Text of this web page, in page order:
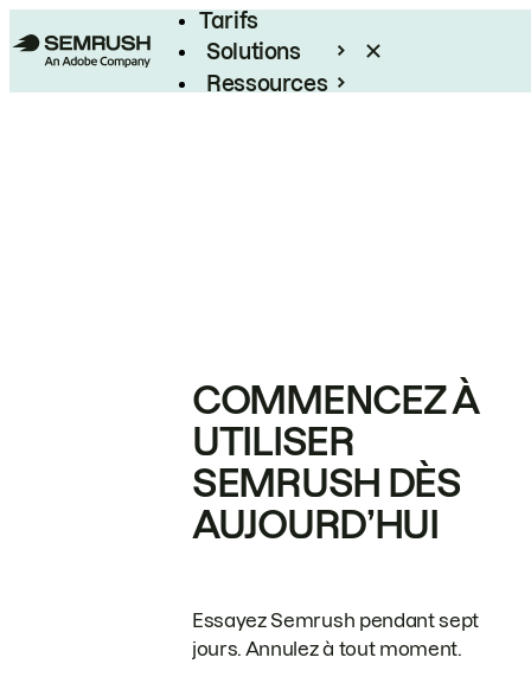
Tarifs
Solutions
Ressources
COMMENCEZ À
UTILISER
SEMRUSH DÈS
AUJOURD’HUI
Essayez Semrush pendant sept
jours. Annulez à tout moment.